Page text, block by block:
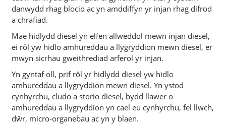
danwydd rhag blocio ac yn amddiffyn yr injan rhag difrod
a chrafiad.
Mae hidlydd diesel yn elfen allweddol mewn injan diesel,
ei rôl yw hidlo amhureddau a llygryddion mewn diesel, er
mwyn sicrhau gweithrediad arferol yr injan.
Yn gyntaf oll, prif rôl yr hidlydd diesel yw hidlo
amhureddau a llygryddion mewn diesel. Yn ystod
cynhyrchu, cludo a storio diesel, bydd llawer o
amhureddau a llygryddion yn cael eu cynhyrchu, fel llwch,
dŵr, micro-organebau ac yn y blaen.